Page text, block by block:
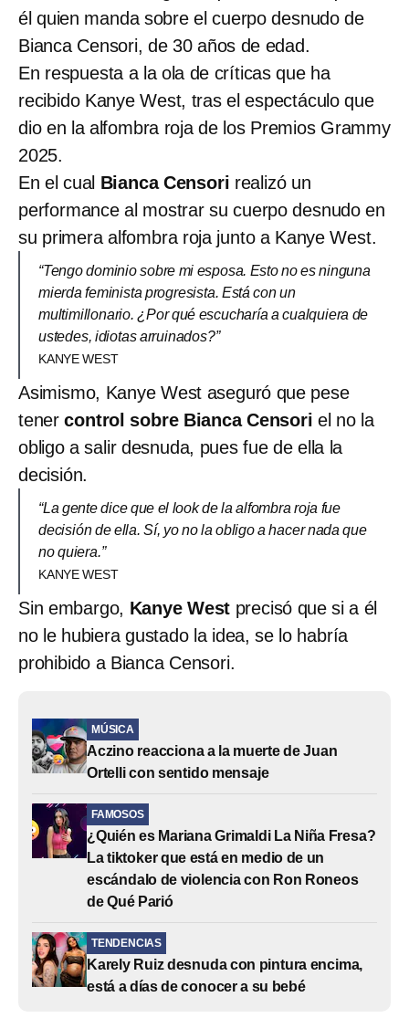
él quien manda sobre el cuerpo desnudo de
Bianca Censori, de 30 años de edad.
En respuesta a la ola de críticas que ha
recibido Kanye West, tras el espectáculo que
dio en la alfombra roja de los Premios Grammy
2025.
En el cual Bianca Censori realizó un
performance al mostrar su cuerpo desnudo en
su primera alfombra roja junto a Kanye West.
“Tengo dominio sobre mi esposa. Esto no es ninguna
mierda feminista progresista. Está con un
multimillonario. ¿Por qué escucharía a cualquiera de
ustedes, idiotas arruinados?”
KANYE WEST
Asimismo, Kanye West aseguró que pese
tener control sobre Bianca Censori el no la
obligo a salir desnuda, pues fue de ella la
decisión.
“La gente dice que el look de la alfombra roja fue
decisión de ella. Sí, yo no la obligo a hacer nada que
no quiera.”
KANYE WEST
Sin embargo, Kanye West precisó que si a él
no le hubiera gustado la idea, se lo habría
prohibido a Bianca Censori.
MÚSICA
Aczino reacciona a la muerte de Juan
Ortelli con sentido mensaje
FAMOSOS
¿Quién es Mariana Grimaldi La Niña Fresa?
La tiktoker que está en medio de un
escándalo de violencia con Ron Roneos
de Qué Parió
TENDENCIAS
Karely Ruiz desnuda con pintura encima,
está a días de conocer a su bebé